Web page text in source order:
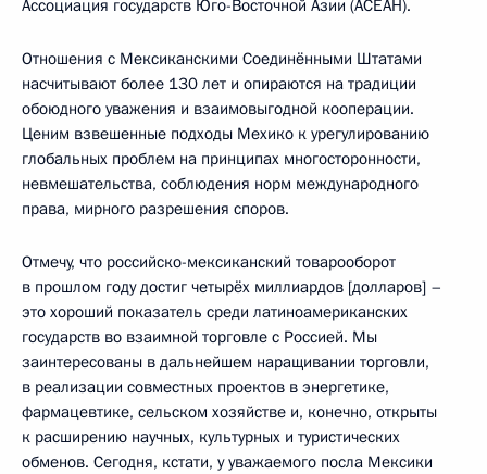
Ассоциация государств Юго-Восточной Азии (АСЕАН).
Отношения с Мексиканскими Соединёнными Штатами
насчитывают более 130 лет и опираются на традиции
обоюдного уважения и взаимовыгодной кооперации.
Ценим взвешенные подходы Мехико к урегулированию
глобальных проблем на принципах многосторонности,
невмешательства, соблюдения норм международного
права, мирного разрешения споров.
Отмечу, что российско-мексиканский товарооборот
в прошлом году достиг четырёх миллиардов [долларов] –
это хороший показатель среди латиноамериканских
государств во взаимной торговле с Россией. Мы
заинтересованы в дальнейшем наращивании торговли,
в реализации совместных проектов в энергетике,
фармацевтике, сельском хозяйстве и, конечно, открыты
к расширению научных, культурных и туристических
обменов. Сегодня, кстати, у уважаемого посла Мексики